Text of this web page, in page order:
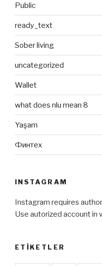
Public
ready_text
Sober living
uncategorized
Wallet
what does nlu mean 8
Yaşam
Финтех
INSTAGRAM
Instagram requires
Use autorized account
ETIKETLER